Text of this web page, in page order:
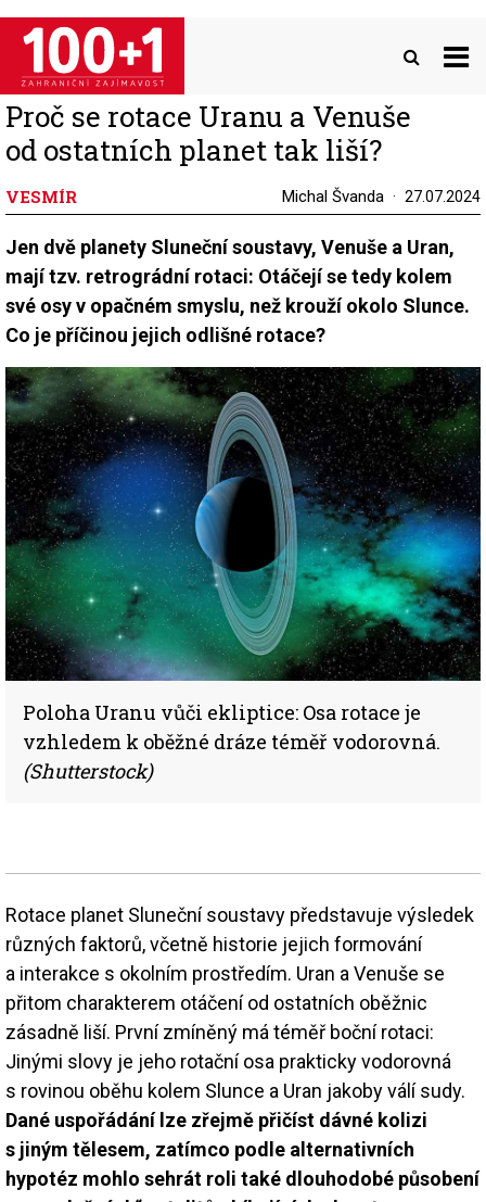
Přejít
hlavnímu
obsahu
Proč se rotace Uranu a Venuše
od ostatních planet tak liší?
VESMÍR Michal Švanda 27.07.2024
Jen dvě planety Sluneční soustavy, Venuše a Uran,
mají tzv. retrográdní rotaci: Otáčejí se tedy kolem
své osy v opačném smyslu, než krouží okolo Slunce.
Co je příčinou jejich odlišné rotace?
Poloha Uranu vůči ekliptice: Osa rotace je
vzhledem k oběžné dráze téměř vodorovná.
(Shutterstock)
Rotace planet Sluneční soustavy představuje výsledek
různých faktorů, včetně historie jejich formování
a interakce s okolním prostředím. Uran a Venuše se
přitom charakterem otáčení od ostatních oběžnic
zásadně liší. První zmíněný má téměř boční rotaci:
Jinými slovy je jeho rotační osa prakticky vodorovná
s rovinou oběhu kolem Slunce a Uran jakoby válí sudy.
Dané uspořádání lze zřejmě přičíst dávné kolizi
s jiným tělesem, zatímco podle alternativních
hypotéz mohlo sehrát roli také dlouhodobé působení